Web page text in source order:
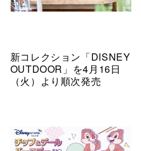
新コレクション「DISNEY
OUTDOOR」を4月16日
（火）より順次発売